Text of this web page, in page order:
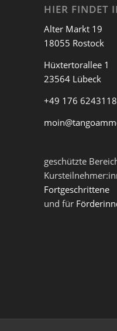
HIER FINDET
Alter Markt 19
18055 Rostock
Hüxtertorallee 1
23564 Lübeck
+49 176
geschützte
Fortgeschrittene
und für